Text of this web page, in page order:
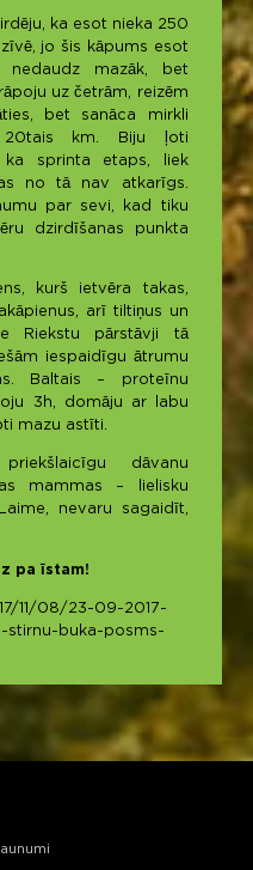
ka esot nieka 250
jo šis kāpums esot
nedaudz mazāk, bet
uz četrām, reizēm
bet sanāca mirkli
km. Biju ļoti
ka sprinta etaps, liek
no tā nav atkarīgs.
par sevi, kad tiku
dzirdīšanas punkta
kurš ietvēra takas,
arī tiltiņus un
Riekstu pārstāvji tā
iespaidīgu ātrumu
Baltais – proteīnu
3h, domāju ar labu
mazu astīti.
dāvanu
mammas – lielisku
nevaru sagaidīt,
pa īstam!
11/08/23-09-2017-
stirnu-buka-posms-